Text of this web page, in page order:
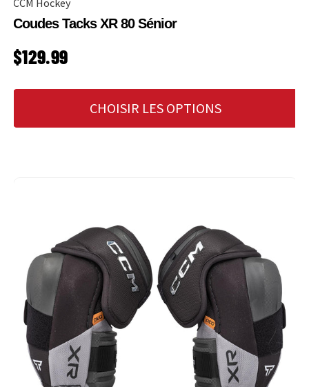
CCM Hockey
Coudes Tacks XR 80 Sénior
PRIX HABITUEL
$129.99
CHOISIR LES OPTIONS